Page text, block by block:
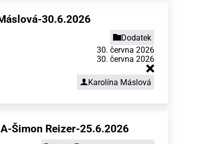
30.6.2026
Dodatek
30. června 2026
30. června 2026
Karolína Máslová
Šimon Reizer-25.6.2026